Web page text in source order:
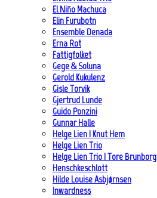
El Niño Machuca
Elin Furubotn
Ensemble Denada
Erna Rot
Fattigfolket
Gege & Soluna
Gerold Kukulenz
Gisle Torvik
Gjertrud Lunde
Guido Ponzini
Gunnar Halle
Helge Lien | Knut Hem
Helge Lien Trio
Helge Lien Trio | Tore Brunborg
Henschkeschlott
Hilde Louise Asbjørnsen
Inwardness